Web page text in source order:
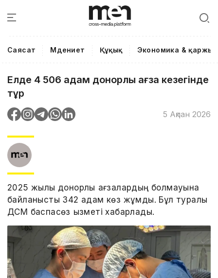
Саясат Мәдениет Құқық Экономика & қаржы
Елде 4 506 адам донорлық ағза кезегінде
тұр
5 Ақпан 2026
2025 жылы донорлық ағзалардың болмауына
байланысты 342 адам көз жұмды. Бұл туралы
ДСМ баспасөз қызметі хабарлады.